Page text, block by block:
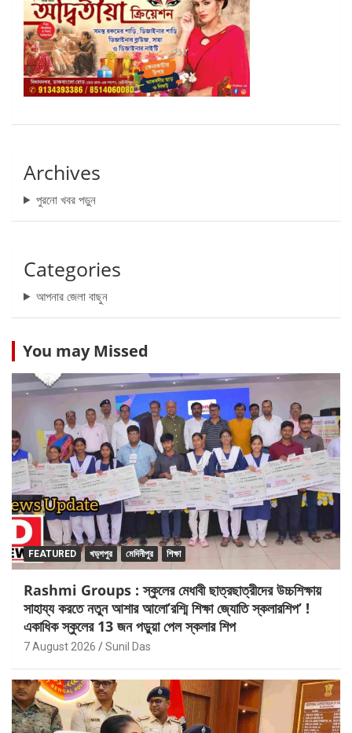
Archives
পুরনো খবর পড়ুন
Categories
আপনার জেলা বাছুন
You may Missed
FEATURED খড়্গপুর মেদিনীপুর শিক্ষা
Rashmi Groups : স্কুলের মেধাবী ছাত্রছাত্রীদের উচ্চশিক্ষায়
সাহায্য করতে নতুন আশার আলো’রশ্মি শিক্ষা জ্যোতি স্কলারশিপ’ !
একাধিক স্কুলের 13 জন পড়ুয়া পেল স্কলার শিপ
7 August 2026 Sunil Das